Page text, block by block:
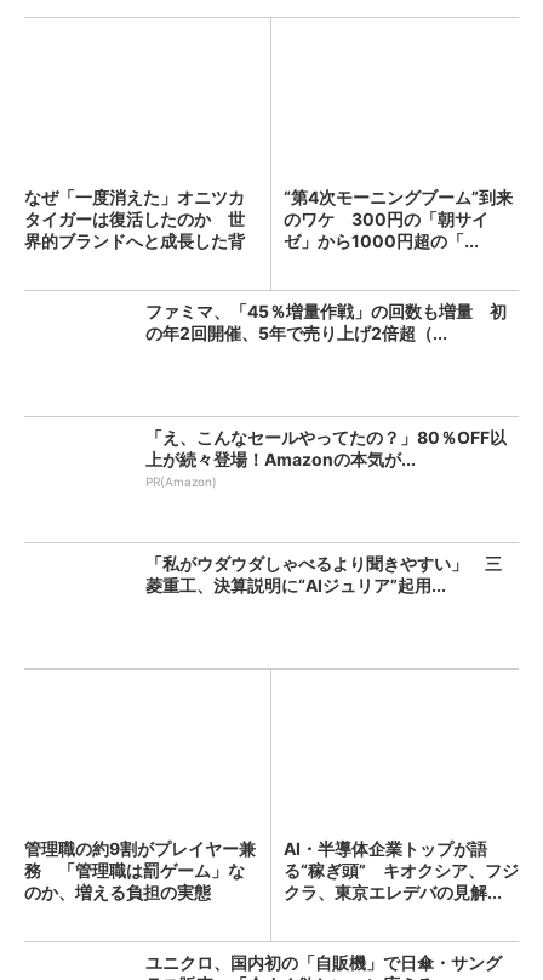
なぜ「一度消えた」オニツカ
タイガーは復活したのか 世
界的ブランドへと成長した背
“第4次モーニングブーム”到来
のワケ 300円の「朝サイ
ゼ」から1000円超の「...
ファミマ、「45％増量作戦」の回数も増量 初
の年2回開催、5年で売り上げ2倍超（...
「え、こんなセールやってたの？」80％OFF以
上が続々登場！Amazonの本気が...
PR(Amazon)
「私がウダウダしゃべるより聞きやすい」 三
菱重工、決算説明に“AIジュリア”起用...
管理職の約9割がプレイヤー兼
務 「管理職は罰ゲーム」な
のか、増える負担の実態
AI・半導体企業トップが語
る“稼ぎ頭” キオクシア、フジ
クラ、東京エレデバの見解...
ユニクロ、国内初の「自販機」で日傘・サング